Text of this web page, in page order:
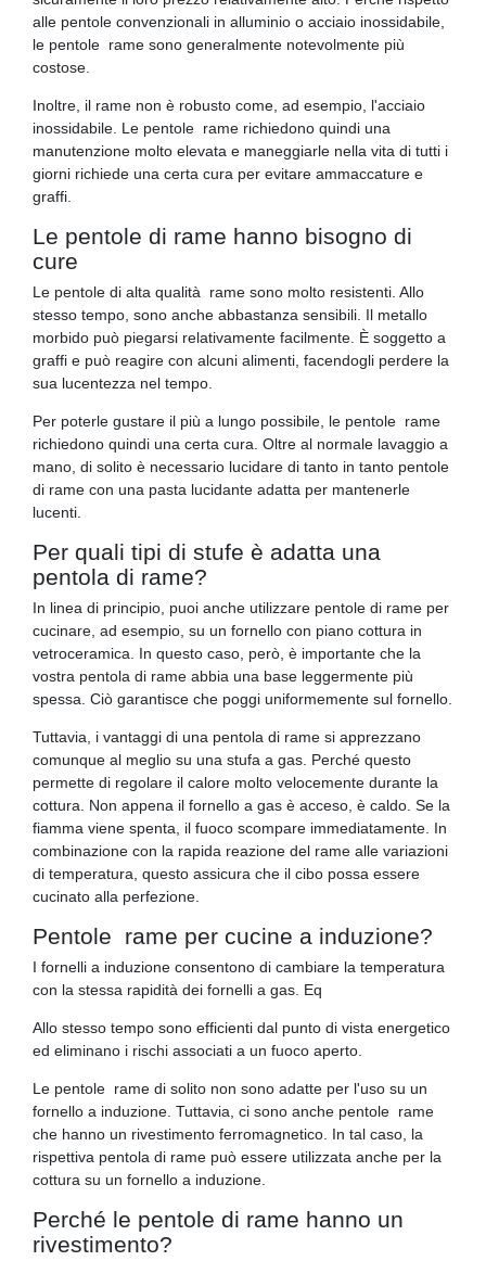
alle pentole convenzionali in alluminio o acciaio inossidabile,
le pentole rame sono generalmente notevolmente più
costose.
Inoltre, il rame non è robusto come, ad esempio, l'acciaio
inossidabile. Le pentole rame richiedono quindi una
manutenzione molto elevata e maneggiarle nella vita di tutti i
giorni richiede una certa cura per evitare ammaccature e
graffi.
Le pentole di rame hanno bisogno di
cure
Le pentole di alta qualità rame sono molto resistenti. Allo
stesso tempo, sono anche abbastanza sensibili. Il metallo
morbido può piegarsi relativamente facilmente. È soggetto a
graffi e può reagire con alcuni alimenti, facendogli perdere la
sua lucentezza nel tempo.
Per poterle gustare il più a lungo possibile, le pentole rame
richiedono quindi una certa cura. Oltre al normale lavaggio a
mano, di solito è necessario lucidare di tanto in tanto pentole
di rame con una pasta lucidante adatta per mantenerle
lucenti.
Per quali tipi di stufe è adatta una
pentola di rame?
In linea di principio, puoi anche utilizzare pentole di rame per
cucinare, ad esempio, su un fornello con piano cottura in
vetroceramica. In questo caso, però, è importante che la
vostra pentola di rame abbia una base leggermente più
spessa. Ciò garantisce che poggi uniformemente sul fornello.
Tuttavia, i vantaggi di una pentola di rame si apprezzano
comunque al meglio su una stufa a gas. Perché questo
permette di regolare il calore molto velocemente durante la
cottura. Non appena il fornello a gas è acceso, è caldo. Se la
fiamma viene spenta, il fuoco scompare immediatamente. In
combinazione con la rapida reazione del rame alle variazioni
di temperatura, questo assicura che il cibo possa essere
cucinato alla perfezione.
Pentole rame per cucine a induzione?
I fornelli a induzione consentono di cambiare la temperatura
con la stessa rapidità dei fornelli a gas. Eq
Allo stesso tempo sono efficienti dal punto di vista energetico
ed eliminano i rischi associati a un fuoco aperto.
Le pentole rame di solito non sono adatte per l'uso su un
fornello a induzione. Tuttavia, ci sono anche pentole rame
che hanno un rivestimento ferromagnetico. In tal caso, la
rispettiva pentola di rame può essere utilizzata anche per la
cottura su un fornello a induzione.
Perché le pentole di rame hanno un
rivestimento?